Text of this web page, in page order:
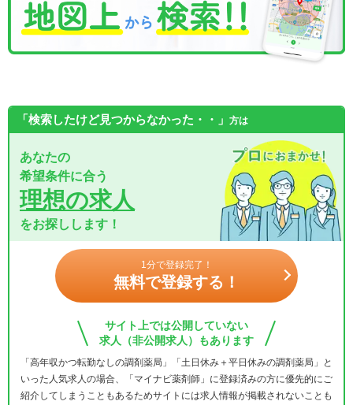
「検索したけど見つからなかった・・」 方は
あなたの
希望条件に合う
理想の求人
をお探しします！
1分で登録完了！
無料で登録する！
サイト上では公開していない
求人（非公開求人）もあります
「高年収かつ転勤なしの調剤薬局」「土日休み＋平日休みの調剤薬局」と
いった人気求人の場合、「マイナビ薬剤師」に登録済みの方に優先的にご
紹介してしまうこともあるためサイトには求人情報が掲載されないことも